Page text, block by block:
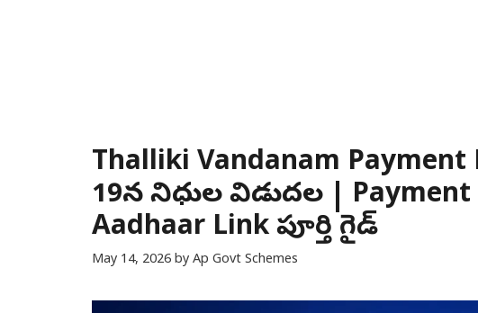
Thalliki Vandanam Payment
19న నిధుల విడుదల | Payment
Aadhaar Link పూర్తి గైడ్
May 14, 2026 by Ap Govt Schemes